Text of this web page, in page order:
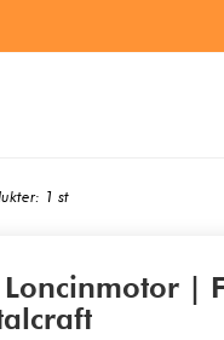
1 st
|